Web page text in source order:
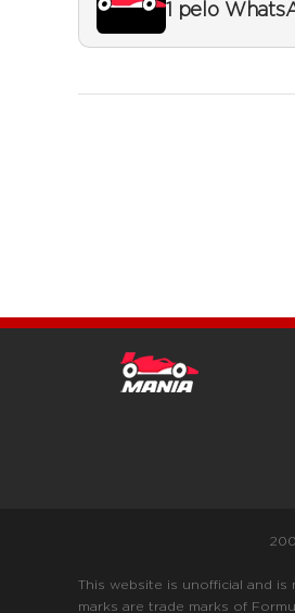
1 pelo
This website is unofficial and is
marks are trade marks of